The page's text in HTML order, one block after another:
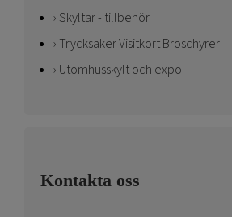
Skyltar - tillbehör
Trycksaker Visitkort Broschyrer
Utomhusskylt och expo
Kontakta oss